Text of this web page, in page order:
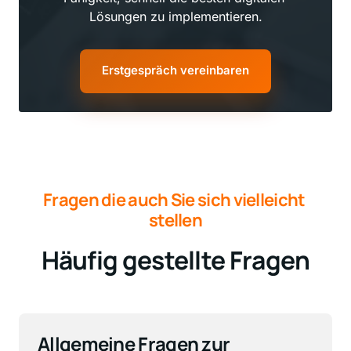
Lösungen zu implementieren.
Erstgespräch vereinbaren
Fragen die auch Sie sich
stellen
Häufig gestellte Fragen
Allgemeine Fragen zur